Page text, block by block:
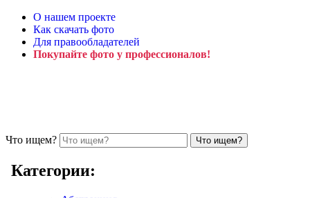
О нашем проекте
Как скачать фото
Для правообладателей
Покупайте фото у профессионалов!
Что ищем?
Категории: